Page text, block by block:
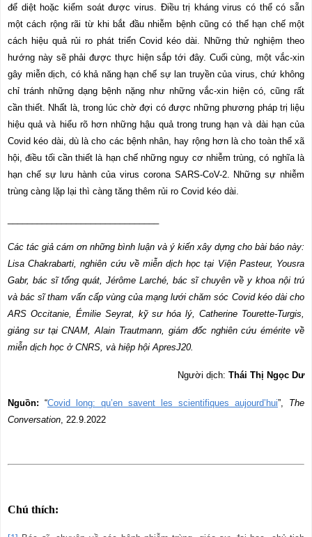
để diệt hoặc kiểm soát được virus. Điều trị kháng virus có thể có sẵn
một cách rộng rãi từ khi bắt đầu nhiễm bệnh cũng có thể hạn chế một
cách hiệu quả rủi ro phát triển Covid kéo dài. Những thử nghiệm theo
hướng này sẽ phải được thực hiện sắp tới đây. Cuối cùng, một vắc-xin
gây miễn dịch, có khả năng hạn chế sự lan truyền của virus, chứ không
chỉ tránh những dạng bệnh nặng như những vắc-xin hiện có, cũng rất
cần thiết. Nhất là, trong lúc chờ đợi có được những phương pháp trị liệu
hiệu quả và hiểu rõ hơn những hậu quả trong trung hạn và dài hạn của
Covid kéo dài, dù là cho các bệnh nhân, hay rộng hơn là cho toàn thể xã
hội, điều tối cần thiết là hạn chế những nguy cơ nhiễm trùng, có nghĩa là
hạn chế sự lưu hành của virus corona SARS-CoV-2. Những sự nhiễm
trùng càng lặp lại thì càng tăng thêm rủi ro Covid kéo dài.
Các tác giả cám ơn những bình luận và ý kiến xây dựng cho bài báo này:
Lisa Chakrabarti, nghiên cứu về miễn dịch học tại Viện Pasteur, Yousra
Gabr, bác sĩ tổng quát, Jérôme Larché, bác sĩ chuyên về y khoa nội trú
và bác sĩ tham vấn cấp vùng của mạng lưới chăm sóc Covid kéo dài cho
ARS Occitanie, Émilie Seyrat, kỹ sư hóa lý, Catherine Tourette-Turgis,
giảng sư tại CNAM, Alain Trautmann, giám đốc nghiên cứu émérite về
miễn dịch học ở CNRS, và hiệp hội ApresJ20.
Người dịch: Thái Thị Ngọc Dư
Nguồn: “Covid long: qu’en savent les scientifiques aujourd’hui”, The
Conversation, 22.9.2022
Chú thích: